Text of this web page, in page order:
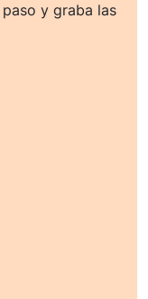
y graba las